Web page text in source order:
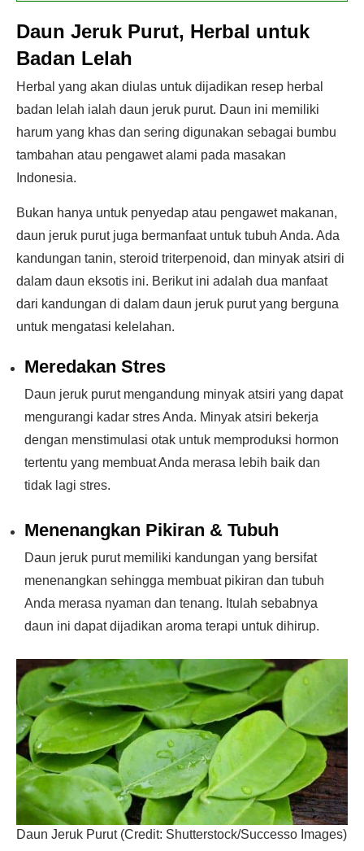
Daun Jeruk Purut, Herbal untuk
Badan Lelah
Herbal yang akan diulas untuk dijadikan resep herbal
badan lelah ialah daun jeruk purut. Daun ini memiliki
harum yang khas dan sering digunakan sebagai bumbu
tambahan atau pengawet alami pada masakan
Indonesia.
Bukan hanya untuk penyedap atau pengawet makanan,
daun jeruk purut juga bermanfaat untuk tubuh Anda. Ada
kandungan tanin, steroid triterpenoid, dan minyak atsiri di
dalam daun eksotis ini. Berikut ini adalah dua manfaat
dari kandungan di dalam daun jeruk purut yang berguna
untuk mengatasi kelelahan.
Meredakan Stres
Daun jeruk purut mengandung minyak atsiri yang dapat
mengurangi kadar stres Anda. Minyak atsiri bekerja
dengan menstimulasi otak untuk memproduksi hormon
tertentu yang membuat Anda merasa lebih baik dan
tidak lagi stres.
Menenangkan Pikiran & Tubuh
Daun jeruk purut memiliki kandungan yang bersifat
menenangkan sehingga membuat pikiran dan tubuh
Anda merasa nyaman dan tenang. Itulah sebabnya
daun ini dapat dijadikan aroma terapi untuk dihirup.
Daun Jeruk Purut (Credit: Shutterstock/Successo Images)